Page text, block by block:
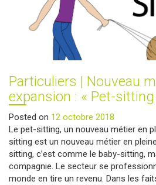
Particuliers | Nouveau
expansion : « Pet-sitting
Posted on 12 octobre 2018
Le pet-sitting, un nouveau métier en
sitting est un nouveau métier en
sitting, c’est comme le baby-sitting,
compagnie. Le secteur se
monde en tire un revenu. Dans les